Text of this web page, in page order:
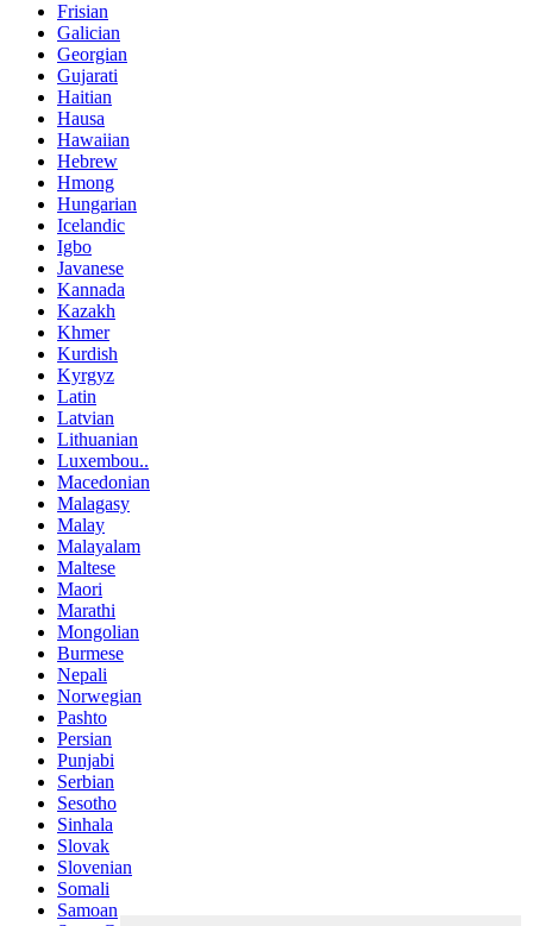
Frisian
Galician
Georgian
Gujarati
Haitian
Hausa
Hawaiian
Hebrew
Hmong
Hungarian
Icelandic
Igbo
Javanese
Kannada
Kazakh
Khmer
Kurdish
Kyrgyz
Latin
Latvian
Lithuanian
Luxembou..
Macedonian
Malagasy
Malay
Malayalam
Maltese
Maori
Marathi
Mongolian
Burmese
Nepali
Norwegian
Pashto
Persian
Punjabi
Serbian
Sesotho
Sinhala
Slovak
Slovenian
Somali
Samoan